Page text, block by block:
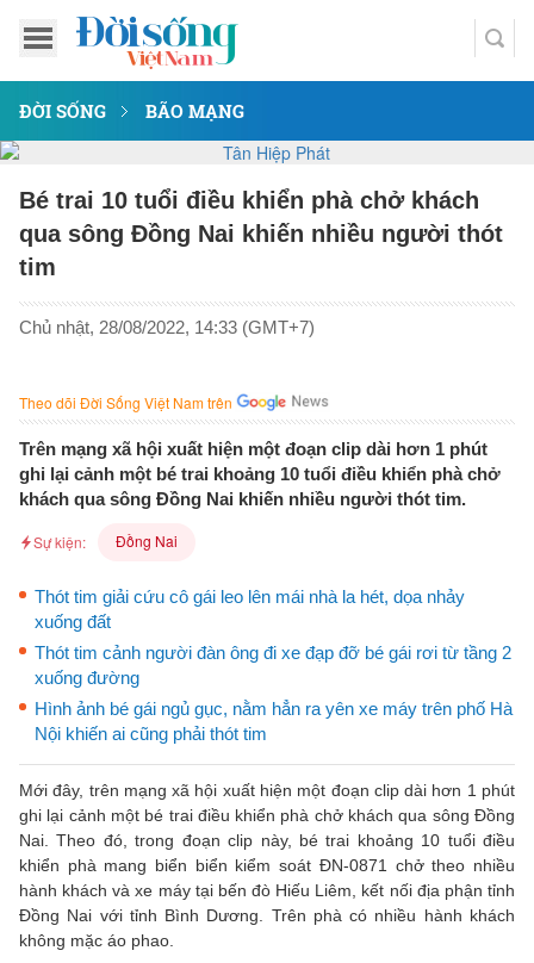
ĐỜI SỐNG BÃO MẠNG
Bé trai 10 tuổi điều khiển phà chở khách
qua sông Đồng Nai khiến nhiều người thót
tim
Chủ nhật, 28/08/2022, 14:33 (GMT+7)
Theo dõi Đời Sống Việt Nam trên
Trên mạng xã hội xuất hiện một đoạn clip dài hơn 1 phút
ghi lại cảnh một bé trai khoảng 10 tuổi điều khiển phà chở
khách qua sông Đồng Nai khiến nhiều người thót tim.
Sự kiện: Đồng Nai
Thót tim giải cứu cô gái leo lên mái nhà la hét, dọa nhảy
xuống đất
Thót tim cảnh người đàn ông đi xe đạp đỡ bé gái rơi từ tầng 2
xuống đường
Hình ảnh bé gái ngủ gục, nằm hẳn ra yên xe máy trên phố Hà
Nội khiến ai cũng phải thót tim
Mới đây, trên mạng xã hội xuất hiện một đoạn clip dài hơn 1 phút
ghi lại cảnh một bé trai điều khiển phà chở khách qua sông Đồng
Nai. Theo đó, trong đoạn clip này, bé trai khoảng 10 tuổi điều
khiển phà mang biển biển kiểm soát ĐN-0871 chở theo nhiều
hành khách và xe máy tại bến đò Hiếu Liêm, kết nối địa phận tỉnh
Đồng Nai với tỉnh Bình Dương. Trên phà có nhiều hành khách
không mặc áo phao.